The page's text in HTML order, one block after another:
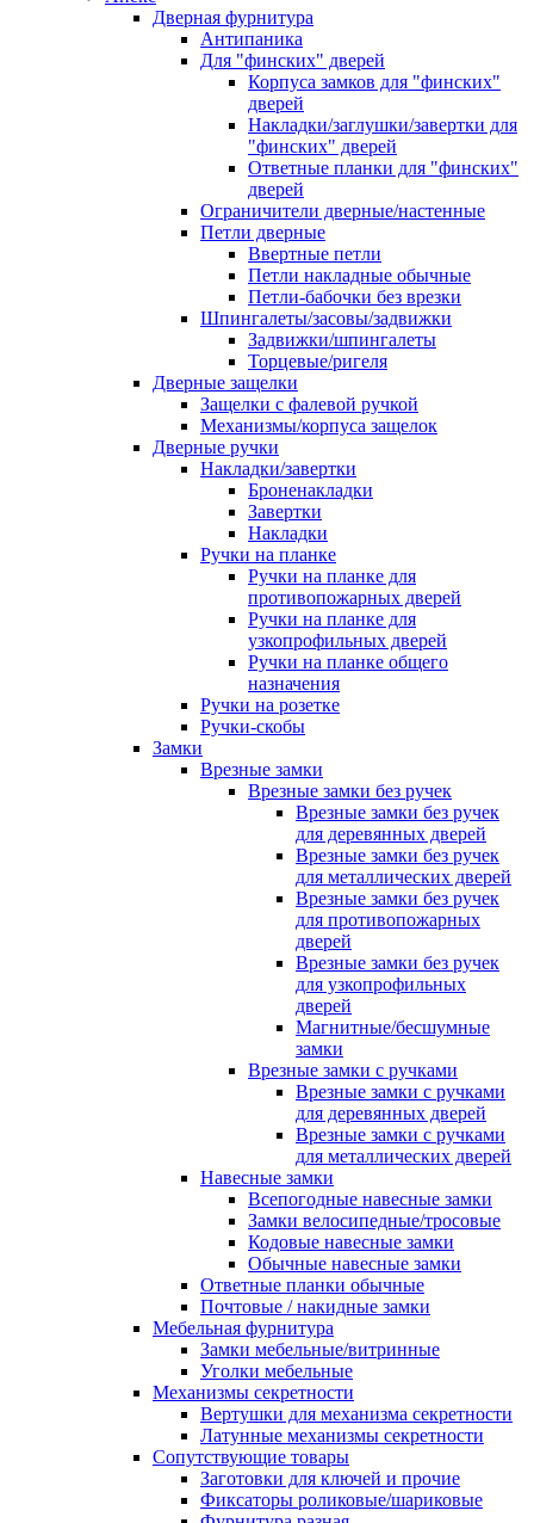
Дверная фурнитура
Антипаника
Для "финских" дверей
Корпуса замков для "финских"
дверей
Накладки/заглушки/завертки для
"финских" дверей
Ответные планки для "финских"
дверей
Ограничители дверные/настенные
Петли дверные
Ввертные петли
Петли накладные обычные
Петли-бабочки без врезки
Шпингалеты/засовы/задвижки
Задвижки/шпингалеты
Торцевые/ригеля
Дверные защелки
Защелки с фалевой ручкой
Механизмы/корпуса защелок
Дверные ручки
Накладки/завертки
Броненакладки
Завертки
Накладки
Ручки на планке
Ручки на планке для
противопожарных дверей
Ручки на планке для
узкопрофильных дверей
Ручки на планке общего
назначения
Ручки на розетке
Ручки-скобы
Замки
Врезные замки
Врезные замки без ручек
Врезные замки без ручек
для деревянных дверей
Врезные замки без ручек
для металлических дверей
Врезные замки без ручек
для противопожарных
дверей
Врезные замки без ручек
для узкопрофильных
дверей
Магнитные/бесшумные
замки
Врезные замки с ручками
Врезные замки с ручками
для деревянных дверей
Врезные замки с ручками
для металлических дверей
Навесные замки
Всепогодные навесные замки
Замки велосипедные/тросовые
Кодовые навесные замки
Обычные навесные замки
Ответные планки обычные
Почтовые / накидные замки
Мебельная фурнитура
Замки мебельные/витринные
Уголки мебельные
Механизмы секретности
Вертушки для механизма секретности
Латунные механизмы секретности
Сопутствующие товары
Заготовки для ключей и прочие
Фиксаторы роликовые/шариковые